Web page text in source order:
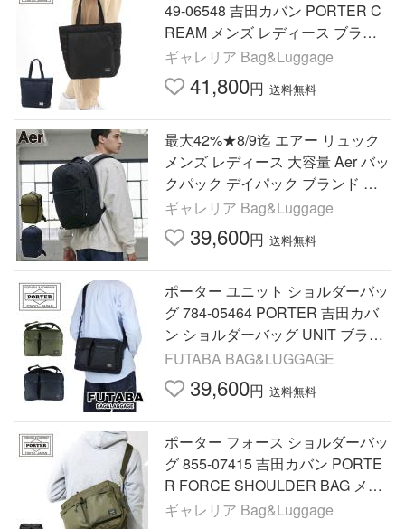
49-06548 吉田カバン PORTER C
REAM メンズ レディース ブラン
ド 小さめ 軽い 軽量 ナイロン カジ
ュアル シンプル
ギャレリア Bag&Luggage
41,800円 送料無料
最大42%★8/9迄 エアー リュック
メンズ レディース 大容量 Aer バッ
クパック デイパック ブランド カ
ジュアル City Collection City Pack
Pro 2 20L
ギャレリア Bag&Luggage
39,600円 送料無料
ポーター ユニット ショルダーバッ
グ 784-05464 PORTER 吉田カバ
ン ショルダーバッグ UNIT ブラン
ド カジュアル
FUTABA BAG&LUGGAGE
39,600円 送料無料
ポーター フォース ショルダーバッ
グ 855-07415 吉田カバン PORTE
R FORCE SHOULDER BAG メン
ズ レディース 大きめ A4 ブランド
ギャレリア Bag&Luggage